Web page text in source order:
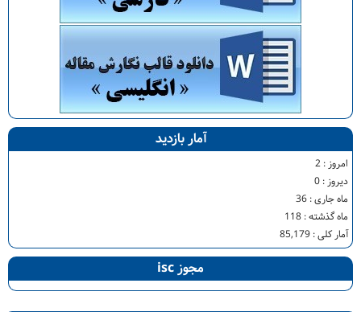
آمار بازدید
امروز : 2
دیروز : 0
ماه جاری : 36
ماه گذشته : 118
آمار کلی : 85,179
مجوز isc